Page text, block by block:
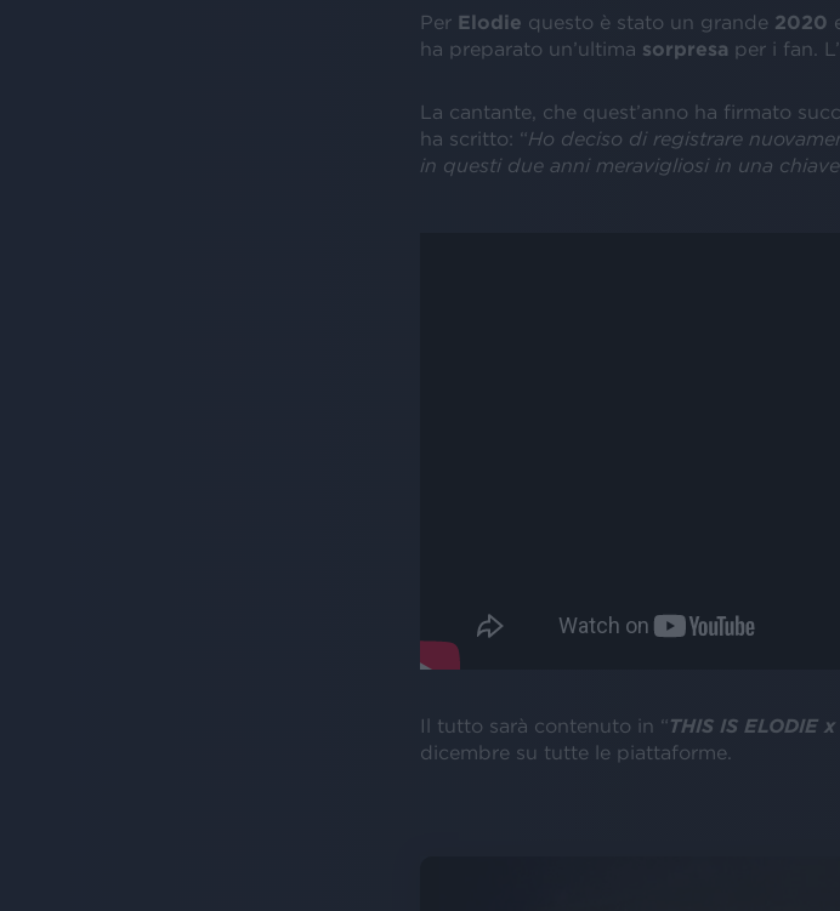
Per Elodie questo è stato un grande 2020
ha preparato un’ultima sorpresa per i fan.
La cantante, che quest’anno ha firmato
ha scritto: “Ho deciso di registrare
in questi due anni meravigliosi in una
Il tutto sarà contenuto in “THIS IS ELODIE
dicembre su tutte le piattaforme.